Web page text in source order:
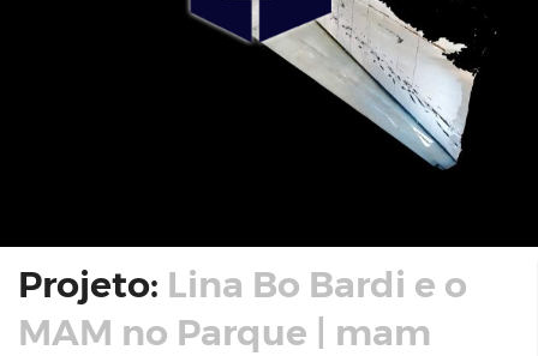
Projeto: Lina Bo Bardi e o
MAM no Parque | mam